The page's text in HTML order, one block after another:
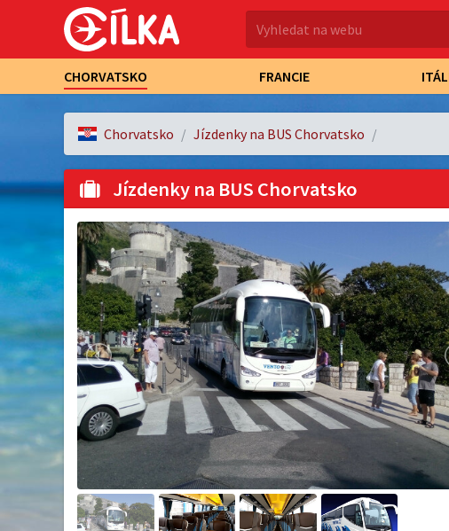
CHORVATSKO FRANCIE
Chorvatsko Jízdenky na BUS Chorvatsko
Jízdenky na BUS Chorvatsko